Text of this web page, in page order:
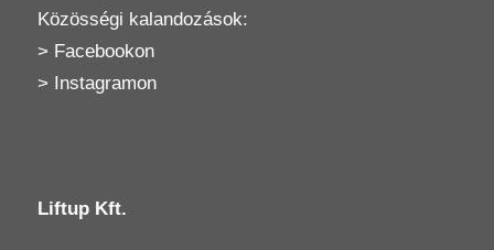
Közösségi kalandozások:
> Facebookon
> Instagramon
Liftup Kft.